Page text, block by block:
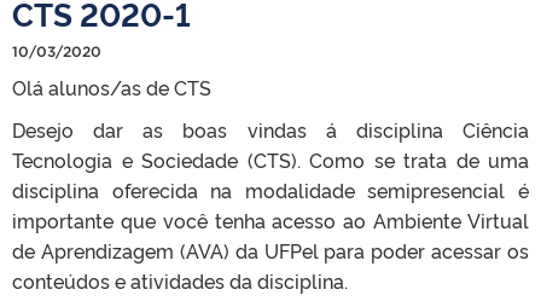
CTS 2020-1
10/03/2020
Olá alunos/as de CTS
Desejo dar as boas vindas á disciplina Ciência
Tecnologia e Sociedade (CTS). Como se trata de uma
disciplina oferecida na modalidade semipresencial é
importante que você tenha acesso ao Ambiente Virtual
de Aprendizagem (AVA) da UFPel para poder acessar os
conteúdos e atividades da disciplina.